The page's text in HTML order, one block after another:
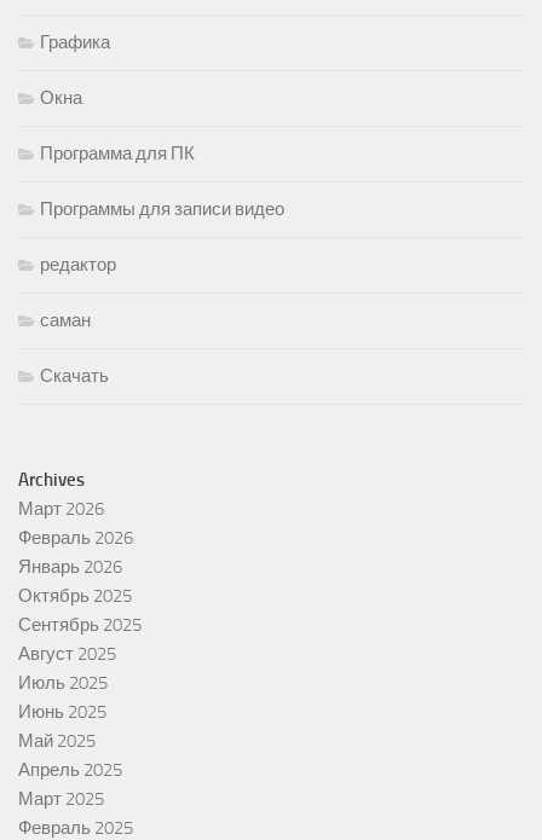
Графика
Окна
Программа для ПК
Программы для записи видео
редактор
саман
Скачать
Archives
Март 2026
Февраль 2026
Январь 2026
Октябрь 2025
Сентябрь 2025
Август 2025
Июль 2025
Июнь 2025
Май 2025
Апрель 2025
Март 2025
Февраль 2025